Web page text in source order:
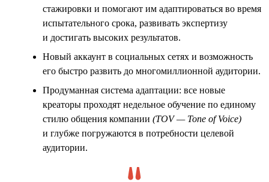
стажировки и помогают им адаптироваться во время
испытательного срока, развивать экспертизу
и достигать высоких результатов.
Новый аккаунт в социальных сетях и возможность
его быстро развить до многомиллионной аудитории.
Продуманная система адаптации: все новые
креаторы проходят недельное обучение по единому
стилю общения компании (TOV — Tone of Voice)
и глубже погружаются в потребности целевой
аудитории.